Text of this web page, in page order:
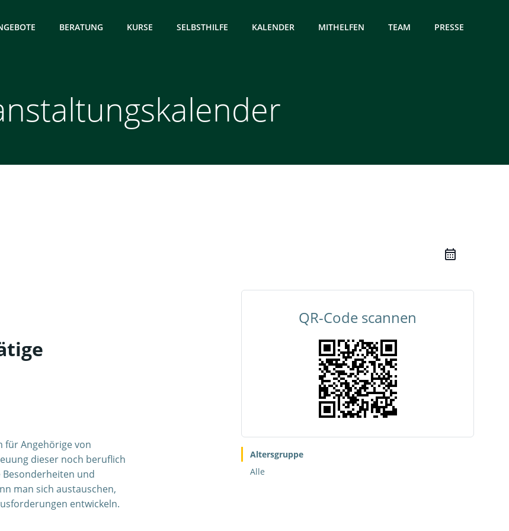
BERATUNG KURSE SELBSTHILFE KALENDER MITHELFEN TEAM PRESSE
für Angehörige von
dieser noch beruflich
und
man sich austauschen,
entwickeln.
QR-Code scannen
Altersgruppe
Alle